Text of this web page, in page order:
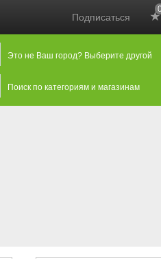
Подписаться
Это не Ваш город? Выберите другой
Поиск по категориям и магазинам